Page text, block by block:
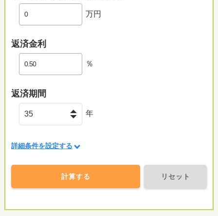
万円
返済金利
％
返済期間
年
詳細条件を設定する
計算する リセット